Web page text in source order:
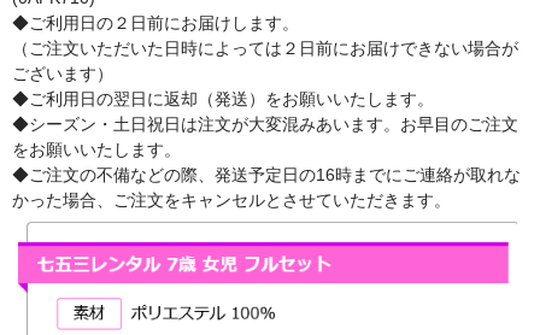
◆ご利用日の２日前にお届けします。
（ご注文いただいた日時によっては２日前にお届けできない場合が
ございます）
◆ご利用日の翌日に返却（発送）をお願いいたします。
◆シーズン・土日祝日は注文が大変混みあいます。お早目のご注文
をお願いいたします。
◆ご注文の不備などの際、発送予定日の16時までにご連絡が取れな
かった場合、ご注文をキャンセルとさせていただきます。